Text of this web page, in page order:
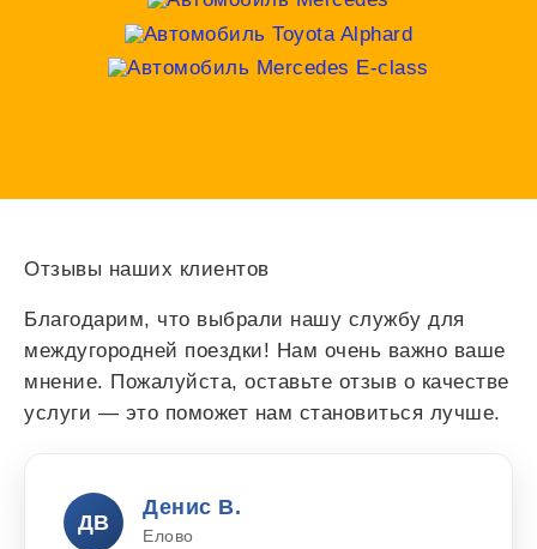
Отзывы наших клиентов
Благодарим, что выбрали нашу службу для
междугородней поездки! Нам очень важно ваше
мнение. Пожалуйста, оставьте отзыв о качестве
услуги — это поможет нам становиться лучше.
ДВ
Денис В.
Елово